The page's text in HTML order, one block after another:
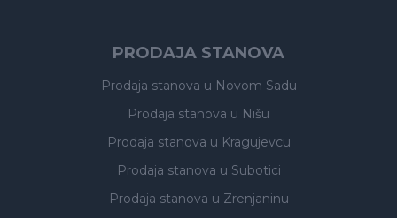
PRODAJA STANOVA
Prodaja stanova u Novom Sadu
Prodaja stanova u Nišu
Prodaja stanova u Kragujevcu
Prodaja stanova u Subotici
Prodaja stanova u Zrenjaninu